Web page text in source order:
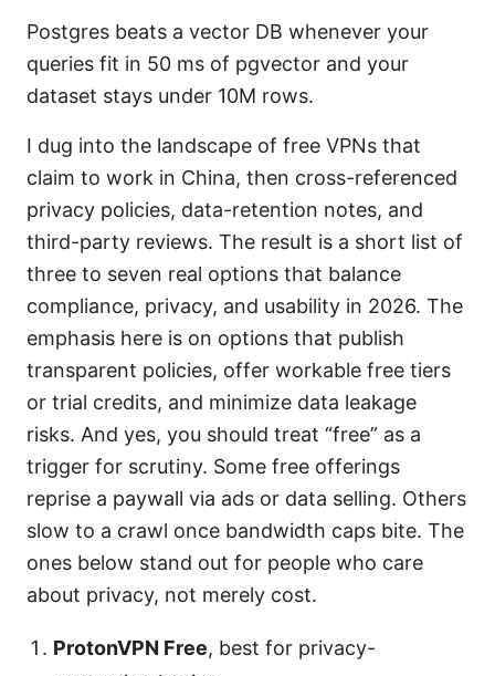
Postgres beats a vector DB whenever your
queries fit in 50 ms of pgvector and your
dataset stays under 10M rows.
I dug into the landscape of free VPNs that
claim to work in China, then cross-referenced
privacy policies, data-retention notes, and
third-party reviews. The result is a short list of
three to seven real options that balance
compliance, privacy, and usability in 2026. The
emphasis here is on options that publish
transparent policies, offer workable free tiers
or trial credits, and minimize data leakage
risks. And yes, you should treat “free” as a
trigger for scrutiny. Some free offerings
reprise a paywall via ads or data selling. Others
slow to a crawl once bandwidth caps bite. The
ones below stand out for people who care
about privacy, not merely cost.
ProtonVPN Free, best for privacy-